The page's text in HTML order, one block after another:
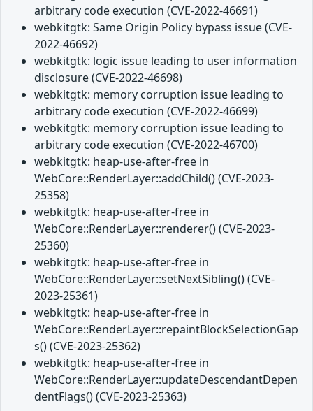
arbitrary code execution (CVE-2022-46691)
webkitgtk: Same Origin Policy bypass issue (CVE-
2022-46692)
webkitgtk: logic issue leading to user information
disclosure (CVE-2022-46698)
webkitgtk: memory corruption issue leading to
arbitrary code execution (CVE-2022-46699)
webkitgtk: memory corruption issue leading to
arbitrary code execution (CVE-2022-46700)
webkitgtk: heap-use-after-free in
WebCore::RenderLayer::addChild() (CVE-2023-
25358)
webkitgtk: heap-use-after-free in
WebCore::RenderLayer::renderer() (CVE-2023-
25360)
webkitgtk: heap-use-after-free in
WebCore::RenderLayer::setNextSibling() (CVE-
2023-25361)
webkitgtk: heap-use-after-free in
WebCore::RenderLayer::repaintBlockSelectionGap
s() (CVE-2023-25362)
webkitgtk: heap-use-after-free in
WebCore::RenderLayer::updateDescendantDepen
dentFlags() (CVE-2023-25363)